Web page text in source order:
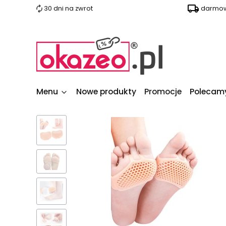
30 dni na zwrot
Menu Nowe produkty Promocje